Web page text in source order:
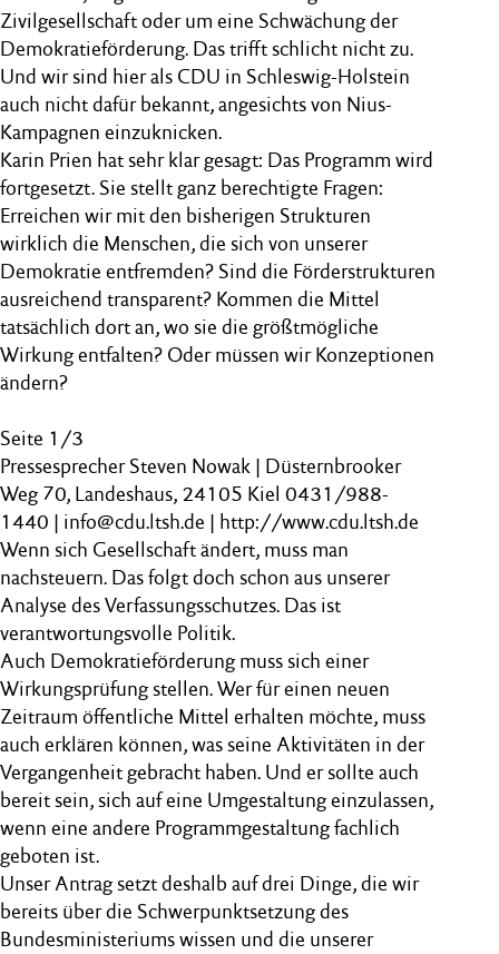
Zivilgesellschaft oder um eine Schwächung der
Demokratieförderung. Das trifft schlicht nicht zu.
Und wir sind hier als CDU in Schleswig-Holstein
auch nicht dafür bekannt, angesichts von Nius-
Kampagnen einzuknicken.
Karin Prien hat sehr klar gesagt: Das Programm wird
fortgesetzt. Sie stellt ganz berechtigte Fragen:
Erreichen wir mit den bisherigen Strukturen
wirklich die Menschen, die sich von unserer
Demokratie entfremden? Sind die Förderstrukturen
ausreichend transparent? Kommen die Mittel
tatsächlich dort an, wo sie die größtmögliche
Wirkung entfalten? Oder müssen wir Konzeptionen
ändern?
Seite 1/3
Pressesprecher Steven Nowak | Düsternbrooker
Weg 70, Landeshaus, 24105 Kiel 0431/988-
1440 | info@cdu.ltsh.de | http://www.cdu.ltsh.de
Wenn sich Gesellschaft ändert, muss man
nachsteuern. Das folgt doch schon aus unserer
Analyse des Verfassungsschutzes. Das ist
verantwortungsvolle Politik.
Auch Demokratieförderung muss sich einer
Wirkungsprüfung stellen. Wer für einen neuen
Zeitraum öffentliche Mittel erhalten möchte, muss
auch erklären können, was seine Aktivitäten in der
Vergangenheit gebracht haben. Und er sollte auch
bereit sein, sich auf eine Umgestaltung einzulassen,
wenn eine andere Programmgestaltung fachlich
geboten ist.
Unser Antrag setzt deshalb auf drei Dinge, die wir
bereits über die Schwerpunktsetzung des
Bundesministeriums wissen und die unserer